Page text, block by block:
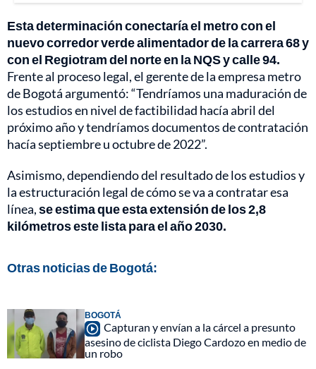
Esta determinación conectaría el metro con el
nuevo corredor verde alimentador de la carrera 68 y
con el Regiotram del norte en la NQS y calle 94.
Frente al proceso legal, el gerente de la empresa metro
de Bogotá argumentó: “Tendríamos una maduración de
los estudios en nivel de factibilidad hacía abril del
próximo año y tendríamos documentos de contratación
hacía septiembre u octubre de 2022”.
Asimismo, dependiendo del resultado de los estudios y
la estructuración legal de cómo se va a contratar esa
línea,se estima que esta extensión de los 2,8
kilómetros este lista para el año 2030.
Otras noticias de Bogotá:
BOGOTÁ
Capturan y envían a la cárcel a presunto
asesino de ciclista Diego Cardozo en medio de
un robo